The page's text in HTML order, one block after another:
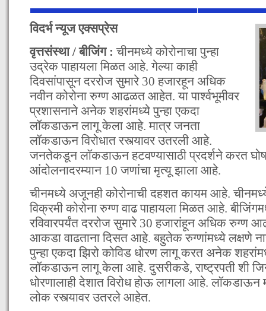
विदर्भ न्यूज एक्सप्रेस
वृत्तसंस्था / बीजिंग :चीनमध्ये कोरोनाचा पुन्हा
उद्रेक पाहायला मिळत आहे. गेल्या काही
दिवसांपासून दररोज सुमारे 30 हजारहून अधिक
नवीन कोरोना रुग्ण आढळत आहेत. या पार्श्वभूमीवर
प्रशासनाने अनेक शहरांमध्ये पुन्हा एकदा
लॉकडाऊन लागू केला आहे. मात्र जनता
लॉकडाऊन विरोधात रस्त्यावर उतरली आहे.
जनतेकडून लॉकडाऊन हटवण्यासाठी प्रदर्शने करत
आंदोलनादरम्यान 10 जणांचा मृत्यू झाला आहे.
चीनमध्ये अजूनही कोरोनाची दहशत कायम आहे. चीनमध्ये
विक्रमी कोरोना रुग्ण वाढ पाहायला मिळत आहे.
रविवारपर्यंत दररोज सुमारे 30 हजारांहून अधिक रुग्ण
आकडा वाढताना दिसत आहे. बहुतेक रुग्णांमध्ये लक्षणे
पुन्हा एकदा झिरो कोविड धोरण लागू करत अनेक
लॉकडाऊन लागू केला आहे. दुसरीकडे, राष्ट्रपती शी
धोरणालाही देशात विरोध होऊ लागला आहे. लॉकडाऊन
लोक रस्त्यावर उतरले आहेत.